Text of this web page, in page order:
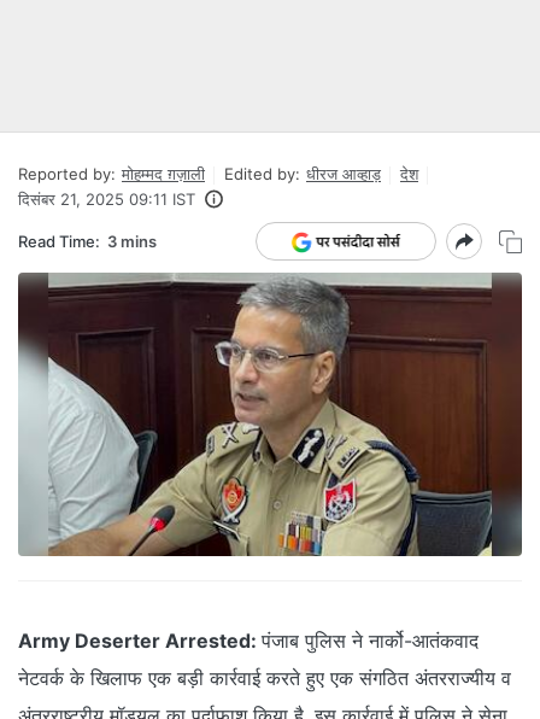
Reported by: मोहम्मद ग़ज़ाली Edited by: धीरज आव्हाड़
देश
दिसंबर 21, 2025 09:11 IST
Read Time: 3 mins
Army Deserter Arrested:पंजाब पुलिस ने नार्को-आतंकवाद
नेटवर्क के खिलाफ एक बड़ी कार्रवाई करते हुए एक संगठित अंतरराज्यीय व